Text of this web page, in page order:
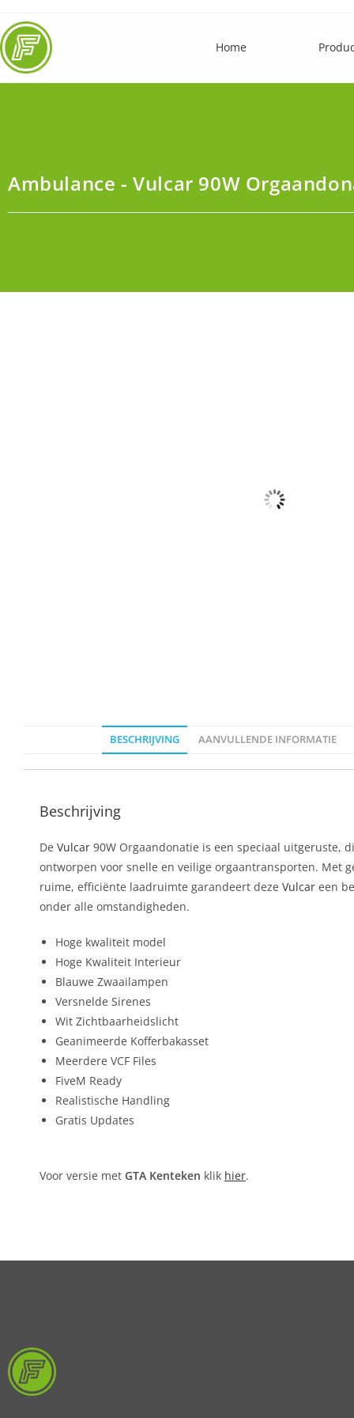
Home
Ambulance - Vulcar 90W
BESCHRIJVING AANVULLENDE INFORMATIE
Beschrijving
De Vulcar 90W Orgaandonatie is een speciaal uitgeruste,
ontworpen voor snelle en veilige orgaantransporten. Met
ruime, efficiënte laadruimte garandeert deze Vulcar een
onder alle omstandigheden.
Hoge kwaliteit model
Hoge Kwaliteit Interieur
Blauwe Zwaailampen
Versnelde Sirenes
Wit Zichtbaarheidslicht
Geanimeerde Kofferbakasset
Meerdere VCF Files
FiveM Ready
Realistische Handling
Gratis Updates
Voor versie met GTA Kenteken klik hier.